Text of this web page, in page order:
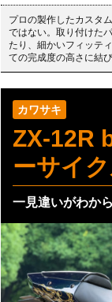
プロの製作したカスタ
ではない。取り付けた
たり、細かいフィッテ
ての完成度の高さに結
カワサキ
ZX-12R
ーサイ
一見違いがわか